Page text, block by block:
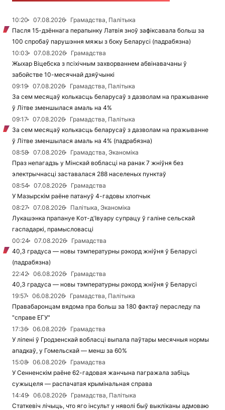
10:20 07.08.2026
Грамадства, Палітыка
Пасля 15-дзённага перапынку Латвія зноў зафіксавала больш за
100 спробаў парушэння мяжы з боку Беларусі (падрабязна)
10:03
07.08.2026
Грамадства
Жыхар Віцебска з псіхічным захворваннем абвінавачаны ў
забойстве 10-месячнай дзяўчынкі
09:19
07.08.2026
Грамадства, Палітыка
За сем месяцаў колькасць беларусаў з дазволам на пражыванне
ў Літве зменшылася амаль на 4%
09:17
07.08.2026
Грамадства, Палітыка
За сем месяцаў колькасць беларусаў з дазволам на пражыванне
ў Літве зменшылася амаль на 4% (падрабязна)
08:58
07.08.2026
Грамадства, Эканоміка
Праз непагадзь у Мінскай вобласці на ранак 7 жніўня без
электрычнасці заставалася 288 населеных пунктаў
08:54
07.08.2026
Грамадства
У Мазырскім раёне патануў 4-гадовы хлопчык
08:27
07.08.2026
Палітыка, Эканоміка
Лукашэнка прапануе Кот-д'Івуару супрацу ў галіне сельскай
гаспадаркі, прамысловасці
00:24
07.08.2026
Грамадства
40,3 градуса — новы тэмпературны рэкорд жніўня ў Беларусі
(падрабязна)
22:42
06.08.2026
Грамадства
40,3 градуса — новы тэмпературны рэкорд жніўня ў Беларусі
19:57
06.08.2026
Грамадства, Палітыка
Правабаронцам вядома пра больш за 180 фактаў пераследу па
"справе ЕГУ"
17:36
06.08.2026
Грамадства
У ліпені ў Гродзенскай вобласці выпала паўтары месячныя нормы
ападкаў, у Гомельскай — менш за 60%
15:08
06.08.2026
Грамадства
У Сенненскім раёне 62-гадовая жанчына пагражала забіць
сужыцеля — распачатая крымінальная справа
14:49
06.08.2026
Грамадства, Палітыка
Статкевіч лічыць, что яго інсульт у няволі быў выкліканы адмоваю